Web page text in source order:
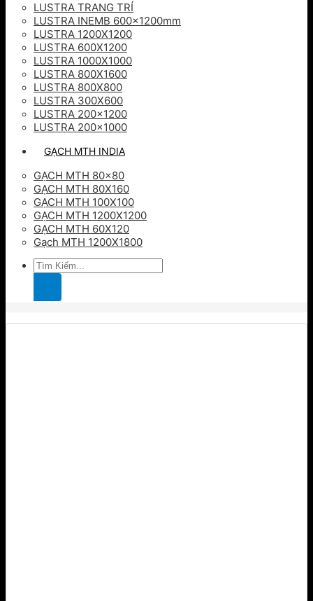
LUSTRA TRANG TRÍ
LUSTRA INEMB 600x1200mm
LUSTRA 1200X1200
LUSTRA 600X1200
LUSTRA 1000X1000
LUSTRA 800X1600
LUSTRA 800X800
LUSTRA 300X600
LUSTRA 200×1200
LUSTRA 200×1000
GẠCH MTH INDIA
GẠCH MTH 80×80
GẠCH MTH 80X160
GẠCH MTH 100X100
GẠCH MTH 1200X1200
GẠCH MTH 60X120
Gạch MTH 1200X1800
Tìm
kiếm: